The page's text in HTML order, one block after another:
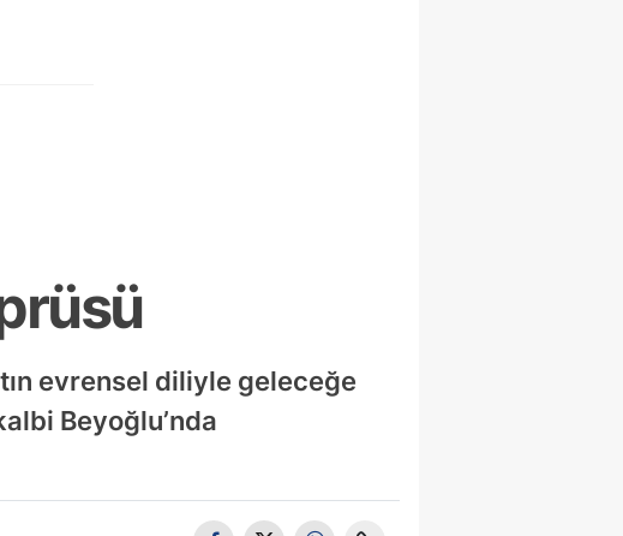
evrensel diliyle geleceğe
Beyoğlu’nda